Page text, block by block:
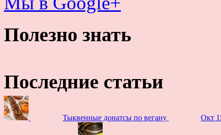
Полезно знать
Последние статьи
Тыквенные донатсы по вегану Окт